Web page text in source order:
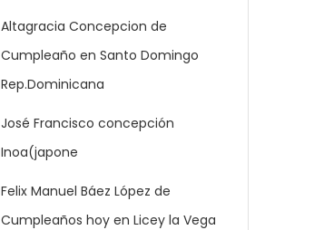
Altagracia Concepcion de
Cumpleaño en Santo Domingo
Rep.Dominicana
José Francisco concepción
Inoa(japone
Felix Manuel Báez López de
Cumpleaños hoy en Licey la Vega